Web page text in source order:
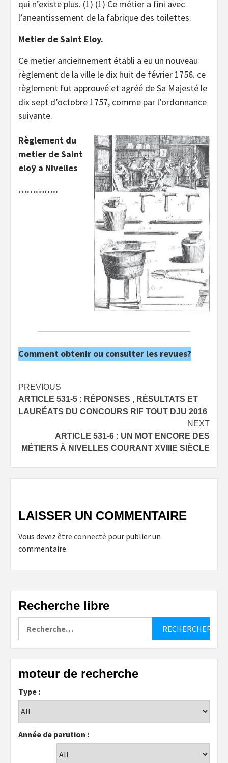
qui n’existe plus. (1) (1) Ce métier a fini avec
l’aneantissement de la fabrique des toilettes.
Metier de Saint Eloy.
Ce metier anciennement établi a eu un nouveau
règlement de la ville le dix huit de février 1756. ce
règlement fut approuvé et agréé de Sa Majesté le
dix sept d’octobre 1757, comme par l’ordonnance
suivante.
Règlement du
metier de Saint
eloÿ a Nivelles
…………..
Comment obtenir ou consulter les revues?
Post
navigation
PREVIOUS
ARTICLE 531-5 : RÉPONSES , RÉSULTATS ET
LAURÉATS DU CONCOURS RIF TOUT DJU 2016
NEXT
ARTICLE 531-6 : UN MOT ENCORE DES
MÉTIERS À NIVELLES COURANT XVIIIE SIÈCLE
LAISSER UN COMMENTAIRE
Vous devez être connecté pour publier un
commentaire.
Recherche libre
moteur de recherche
Type :
Année de parution :